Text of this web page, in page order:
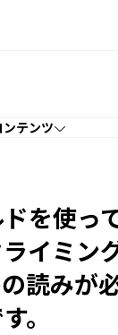
テンツ
を使っ
イミン
読みが
。